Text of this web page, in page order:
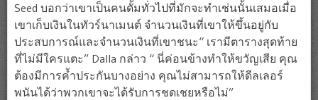
Seed บอกว่าเขาเป็นคนดั้มทั่วไปที่มักจะทำเช่นนั้นเสมอเมื่อ
เขาเก็บเงินในทัวร์นาเมนต์ จำนวนเงินที่เขาให้ขึ้นอยู่กับ
ประสบการณ์และจำนวนเงินที่เขาชนะ“ เรามีตารางสุดท้าย
ที่ไม่มีใครแตะ” Dalla กล่าว “ นี่ค่อนข้างทำให้ขวัญเสีย คุณ
ต้องมีการค้ำประกันบางอย่าง คุณไม่สามารถให้ดีลเลอร์
พนันได้ว่าพวกเขาจะได้รับการชดเชยหรือไม่”